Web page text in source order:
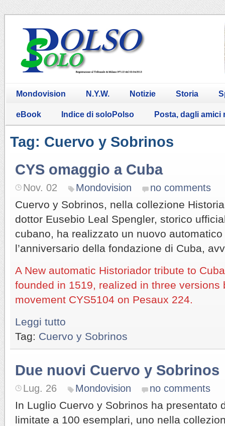
Mondovision N.Y.W. Notizie Storia
eBook Indice di soloPolso Posta, dagli amici
Tag: Cuervo y Sobrinos
CYS omaggio a Cuba
Nov. 02 Mondovision no comments
Cuervo y Sobrinos, nella collezione
dottor Eusebio Leal Spengler, storico
cubano, ha realizzato un nuovo
l’anniversario della fondazione di Cuba,
A New automatic Historiador tribute to
founded in 1519, realized in three versions
movement CYS5104 on Pesaux 224.
Leggi tutto
Tag: Cuervo y Sobrinos
Due nuovi Cuervo y Sobrinos
Lug. 26 Mondovision no comments
In Luglio Cuervo y Sobrinos ha presentato
limitate a 100 esemplari, uno nella